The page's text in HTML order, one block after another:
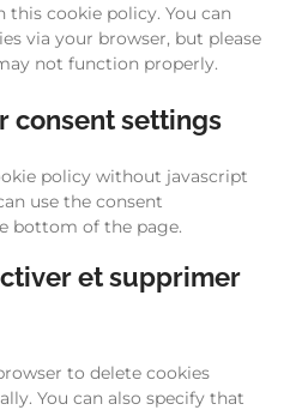
this cookie policy. You can
via your browser, but please
not function properly.
consent settings
policy without javascript
use the consent
bottom of the page.
et supprimer
to delete cookies
You can also specify that